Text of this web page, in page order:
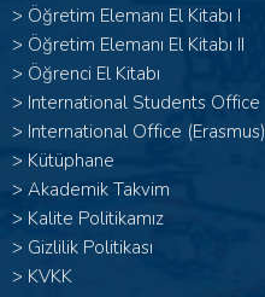
> Öğretim Elemanı El Kitabı I
> Öğretim Elemanı El Kitabı II
> Öğrenci El Kitabı
> International Students Office
> International Office (Erasmus)
> Kütüphane
> Akademik Takvim
> Kalite Politikamız
> Gizlilik Politikası
> KVKK